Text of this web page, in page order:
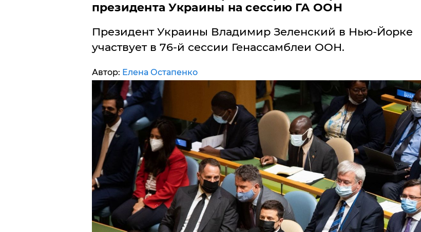
президента Украины на сессию ГА ООН
Президент Украины Владимир Зеленский в Нью-Йорке
участвует в 76-й сессии Генассамблеи ООН.
Автор: Елена Остапенко